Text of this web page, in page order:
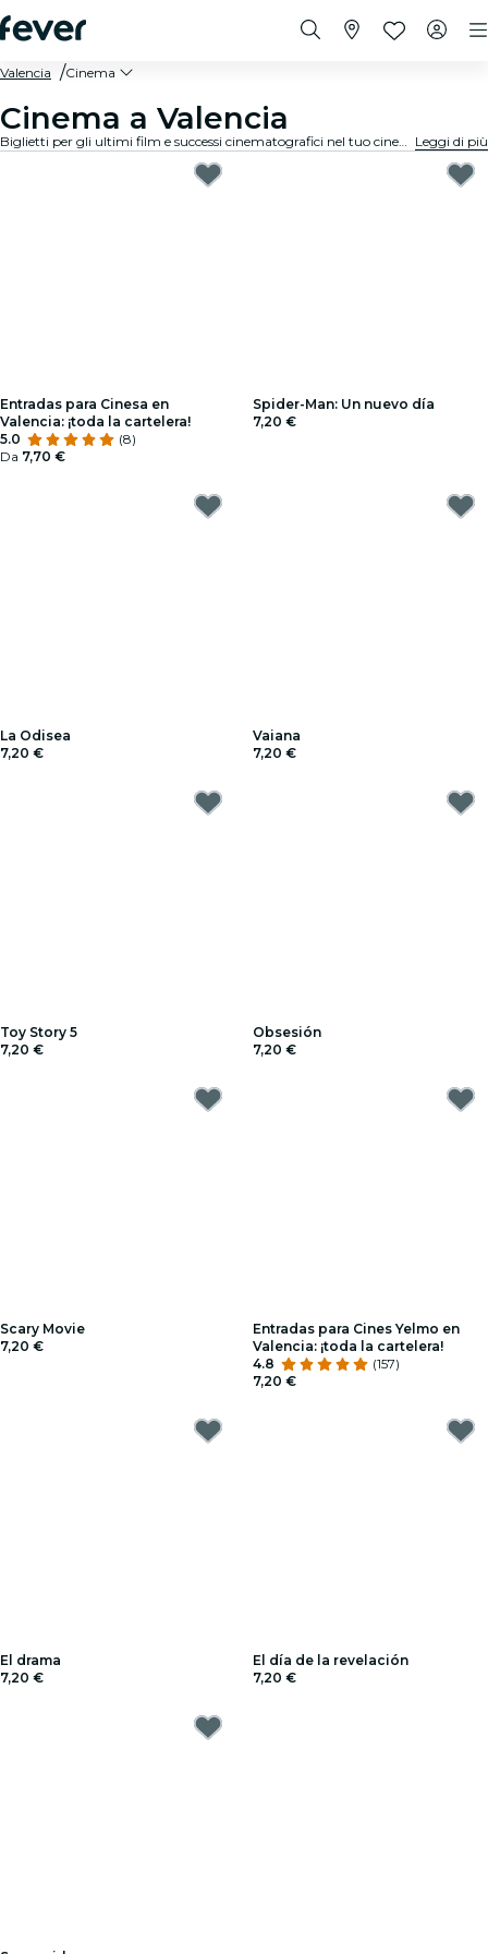
Valencia Cinema
Cinema a Valencia
Biglietti per gli ultimi film e successi cinematografici nel tuo cinema locale a Valencia. Leggi di più
Entradas para Cinesa en
Valencia: ¡toda la cartelera!
5.0
(8)
Da 7,70 €
Spider-Man: Un nuevo día
7,20 €
La Odisea
7,20 €
Vaiana
7,20 €
Toy Story 5
7,20 €
Obsesión
7,20 €
Scary Movie
7,20 €
Entradas para Cines Yelmo en
Valencia: ¡toda la cartelera!
4.8
(157)
7,20 €
El drama
7,20 €
El día de la revelación
7,20 €